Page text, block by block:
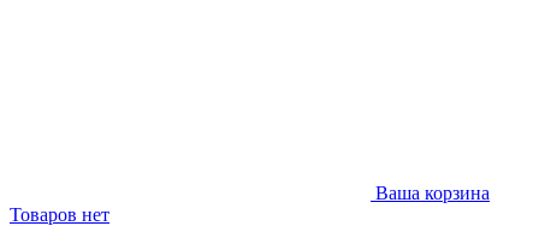
Ваша корзина
Товаров нет